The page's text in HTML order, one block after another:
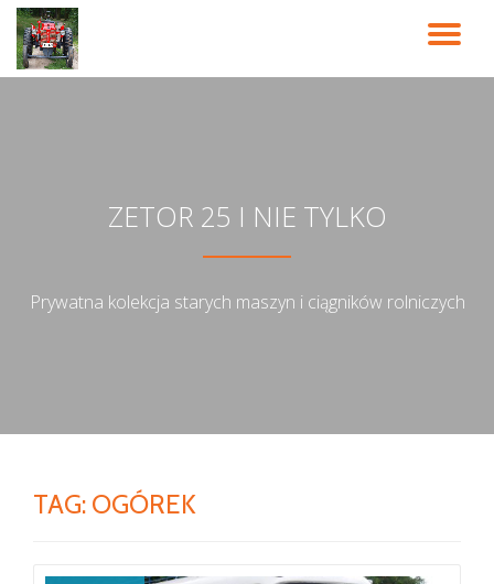
Przeskocz
do
ZETOR 25 I NIE TYLKO
Prywatna kolekcja starych maszyn i ciągników rolniczych
TAG: OGÓREK